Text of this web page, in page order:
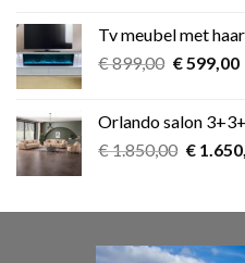
€ 39,00.€
Tv meubel met
€899,00
€ 899,00.
€599,00
Orlando salon
€1.850,00
€
€